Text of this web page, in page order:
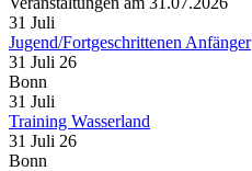
31 Juli
Jugend/Fortgeschrittenen Anfänger
31 Juli 26
Bonn
31 Juli
Training Wasserland
31 Juli 26
Bonn